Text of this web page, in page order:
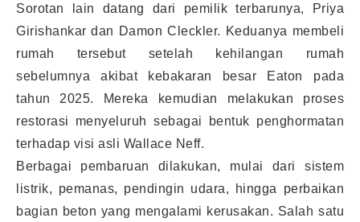
Sorotan lain datang dari pemilik terbarunya, Priya
Girishankar dan Damon Cleckler. Keduanya membeli
rumah tersebut setelah kehilangan rumah
sebelumnya akibat kebakaran besar Eaton pada
tahun 2025. Mereka kemudian melakukan proses
restorasi menyeluruh sebagai bentuk penghormatan
terhadap visi asli Wallace Neff.
Berbagai pembaruan dilakukan, mulai dari sistem
listrik, pemanas, pendingin udara, hingga perbaikan
bagian beton yang mengalami kerusakan. Salah satu